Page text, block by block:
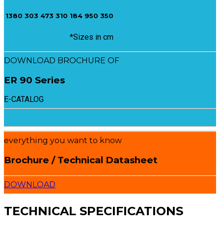
1380 303 473 310 184 950 350
*Sizes in cm
DOWNLOAD BROCHURE OF
ER 90 Series
E-CATALOG
everything you want to know
Brochure / Technical Datasheet
DOWNLOAD
TECHNICAL SPECIFICATIONS